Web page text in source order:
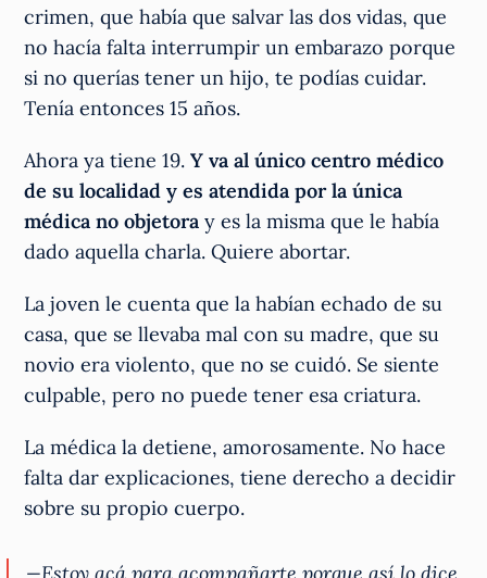
crimen, que había que salvar las dos vidas, que
no hacía falta interrumpir un embarazo porque
si no querías tener un hijo, te podías cuidar.
Tenía entonces 15 años.
Ahora ya tiene 19. Y va al único centro médico
de su localidad y es atendida por la única
médica no objetoray es la misma que le había
dado aquella charla. Quiere abortar.
La joven le cuenta que la habían echado de su
casa, que se llevaba mal con su madre, que su
novio era violento, que no se cuidó. Se siente
culpable, pero no puede tener esa criatura.
La médica la detiene, amorosamente. No hace
falta dar explicaciones, tiene derecho a decidir
sobre su propio cuerpo.
—Estoy acá para acompañarte porque así lo dice